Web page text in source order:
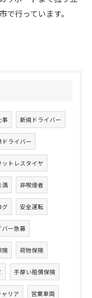
行っています。
事 新規ドライバー
ドライバー
ットレスタイヤ
満 非喫煙者
グ 安全運転
バー急募
険 荷物保険
手厚い賠償保険
ャリア 営業車両